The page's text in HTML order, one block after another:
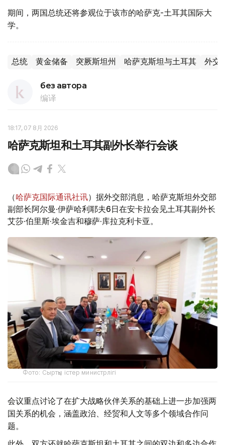
期间，两国总统还将参观位于该市的哈萨克-土耳其国际大
学。
总统 黄金储备 突厥斯坦州 哈萨克斯坦与土耳其 外交
без автора
编译
18:17, 07 8月 2026
哈萨克斯坦和土耳其副外长举行会谈
（哈萨克国际通讯社讯）据外交部消息，哈萨克斯坦外交部
副部长阿尔曼·伊萨哈利耶夫6日在安卡拉会见土耳其副外长
艾莎·伯里斯·埃金吉和穆萨·库拉克利卡亚。
Фото: Сыртқы істер министрлігі
会议重点讨论了在扩大战略伙伴关系的基础上进一步加强两
国关系的机会，涵盖政治、经贸和人文等多个领域合作问
题。